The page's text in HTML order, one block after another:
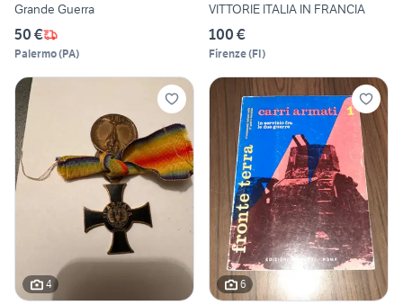
Grande Guerra
50 €
Palermo(PA)
VITTORIE ITALIA IN FRANCIA
100 €
Firenze(FI)
4 6